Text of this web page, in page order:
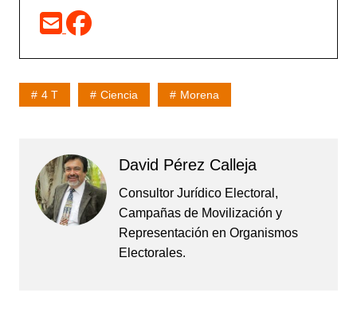
4 T Ciencia Morena
David Pérez Calleja
Consultor Jurídico Electoral,
Campañas de Movilización y
Representación en Organismos
Electorales.